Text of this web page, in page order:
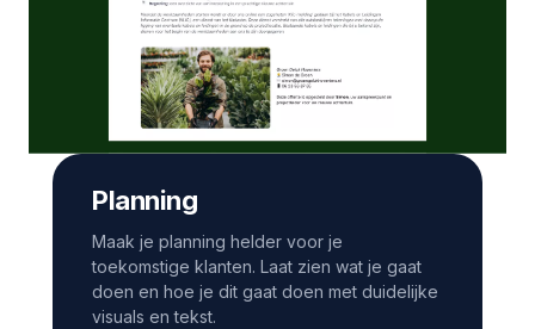
Planning
Maak je planning helder voor je
toekomstige klanten. Laat zien wat je gaat
doen en hoe je dit gaat doen met duidelijke
visuals en tekst.